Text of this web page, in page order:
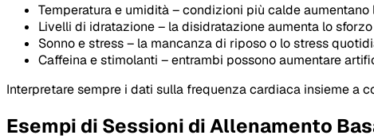
Temperatura e umidità – condizioni più calde
Livelli di idratazione – la disidratazione aumenta lo
Sonno e stress – la mancanza di riposo o lo stress
Caffeina e stimolanti – entrambi possono aumentare
Interpretare sempre i dati sulla frequenza cardiaca insieme a
Esempi di Sessioni di Allenamento